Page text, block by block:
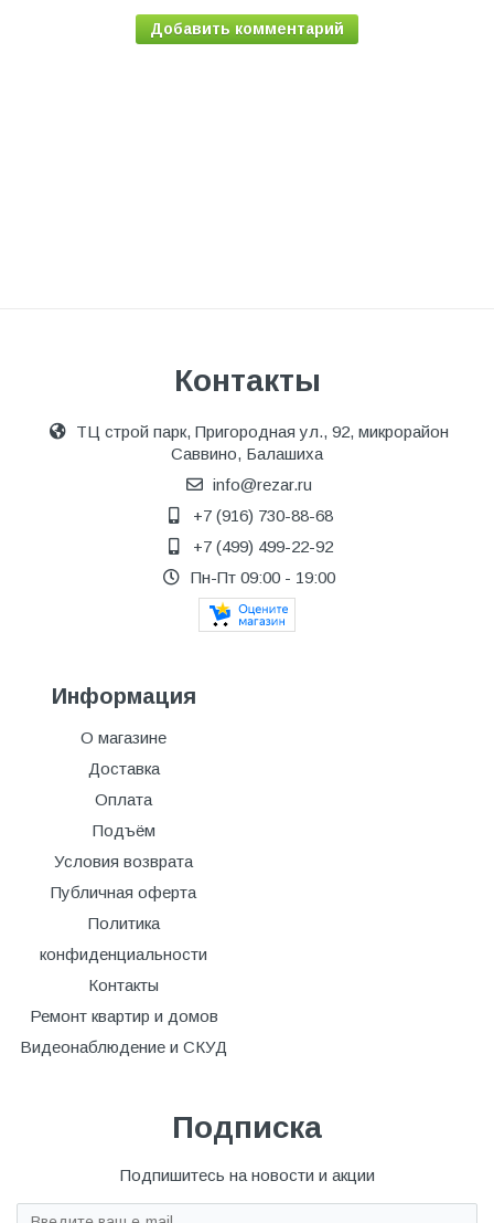
Добавить комментарий
Контакты
ТЦ строй парк, Пригородная ул., 92, микрорайон
Саввино, Балашиха
info@rezar.ru
+7 (916) 730-88-68
+7 (499) 499-22-92
Пн-Пт 09:00 - 19:00
Информация
О магазине
Доставка
Оплата
Подъём
Условия возврата
Публичная оферта
Политика
конфиденциальности
Контакты
Ремонт квартир и домов
Видеонаблюдение и СКУД
Подписка
Подпишитесь на новости и акции